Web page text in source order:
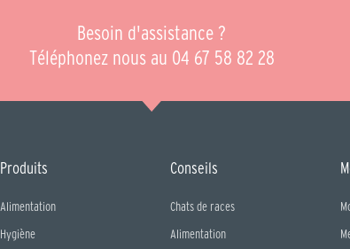
Besoin d'assistance ?
Téléphonez nous au 04 67 58 82 28
Produits
Alimentation
Hygiène
Conseils
Chats de races
Alimentation